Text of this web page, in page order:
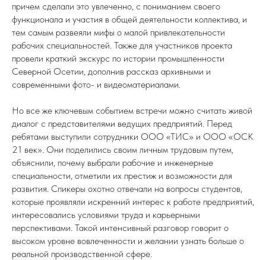
причем сделали это увлеченно, с пониманием своего
функционала и участия в общей деятельности коллектива, и
тем самым развеяли мифы о малой привлекательности
рабочих специальностей. Также для участников проекта
провели краткий экскурс по истории промышленности
Северной Осетии, дополнив рассказ архивными и
современными фото- и видеоматериалами.
Но все же ключевым событием встречи можно считать живой
диалог с представителями ведущих предприятий. Перед
ребятами выступили сотрудники ООО «ТИС» и ООО «ОСК
21 век». Они поделились своим личным трудовым путем,
объяснили, почему выбрали рабочие и инженерные
специальности, отметили их престиж и возможности для
развития. Спикеры охотно отвечали на вопросы студентов,
которые проявляли искренний интерес к работе предприятий,
интересовались условиями труда и карьерными
перспективами. Такой интенсивный разговор говорит о
высоком уровне вовлеченности и желании узнать больше о
реальной производственной сфере.